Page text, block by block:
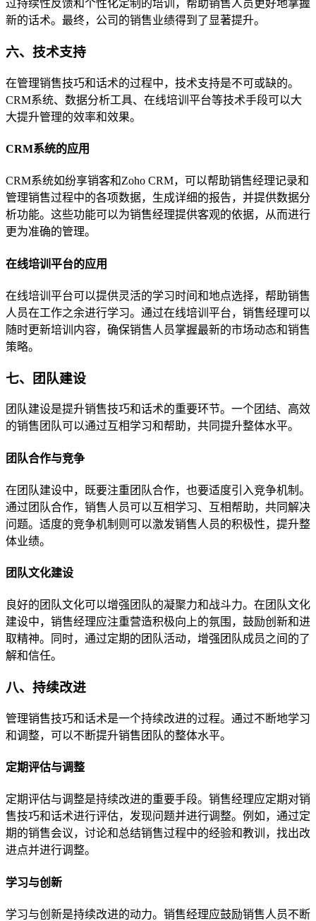
过持续性反馈和个性化定制的培训，帮助销售人员更好地掌握
新的话术。最终，公司的销售业绩得到了显著提升。
六、技术支持
在管理销售技巧和话术的过程中，技术支持是不可或缺的。
CRM系统、数据分析工具、在线培训平台等技术手段可以大
大提升管理的效率和效果。
CRM系统的应用
CRM系统如纷享销客和Zoho CRM，可以帮助销售经理记录和
管理销售过程中的各项数据，生成详细的报告，并提供数据分
析功能。这些功能可以为销售经理提供客观的依据，从而进行
更为准确的管理。
在线培训平台的应用
在线培训平台可以提供灵活的学习时间和地点选择，帮助销售
人员在工作之余进行学习。通过在线培训平台，销售经理可以
随时更新培训内容，确保销售人员掌握最新的市场动态和销售
策略。
七、团队建设
团队建设是提升销售技巧和话术的重要环节。一个团结、高效
的销售团队可以通过互相学习和帮助，共同提升整体水平。
团队合作与竞争
在团队建设中，既要注重团队合作，也要适度引入竞争机制。
通过团队合作，销售人员可以互相学习、互相帮助，共同解决
问题。适度的竞争机制则可以激发销售人员的积极性，提升整
体业绩。
团队文化建设
良好的团队文化可以增强团队的凝聚力和战斗力。在团队文化
建设中，销售经理应注重营造积极向上的氛围，鼓励创新和进
取精神。同时，通过定期的团队活动，增强团队成员之间的了
解和信任。
八、持续改进
管理销售技巧和话术是一个持续改进的过程。通过不断地学习
和调整，可以不断提升销售团队的整体水平。
定期评估与调整
定期评估与调整是持续改进的重要手段。销售经理应定期对销
售技巧和话术进行评估，发现问题并进行调整。例如，通过定
期的销售会议，讨论和总结销售过程中的经验和教训，找出改
进点并进行调整。
学习与创新
学习与创新是持续改进的动力。销售经理应鼓励销售人员不断